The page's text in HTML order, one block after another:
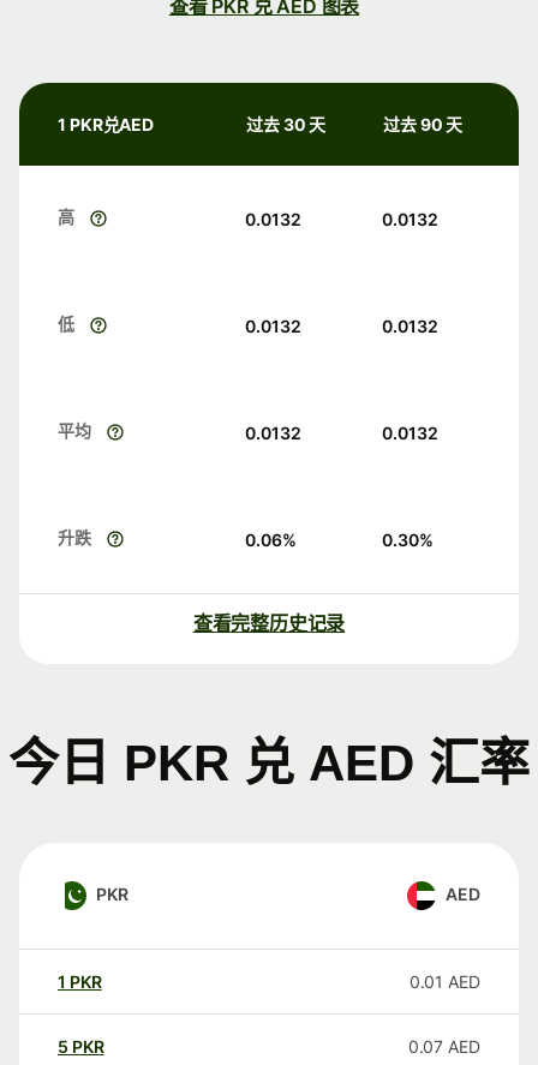
查看 PKR 兑 AED 图表
1 PKR兑AED 过去 30 天 过去 90 天
高 0.0132 0.0132
低 0.0132 0.0132
平均 0.0132 0.0132
升跌 0.06% 0.30%
查看完整历史记录
今日 PKR 兑 AED 汇率
PKR AED
1 PKR 0.01 AED
5 PKR 0.07 AED